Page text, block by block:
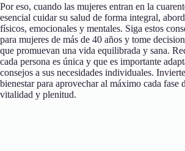
Por eso, cuando las mujeres entran en la
esencial cuidar su salud de forma integral,
físicos, emocionales y mentales. Siga estos
para mujeres de más de 40 años y tome
que promuevan una vida equilibrada y sana.
cada persona es única y que es importante
consejos a sus necesidades individuales.
bienestar para aprovechar al máximo cada fase
vitalidad y plenitud.